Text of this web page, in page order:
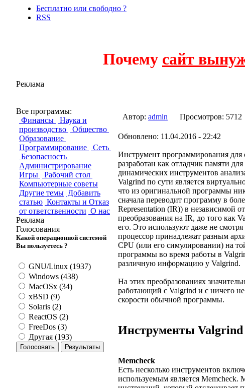
Бесплатно или свободно ?
RSS
Почему сайт
Реклама
Все программы:
Финансы
Наука и
производство
Общество
Образование
Программирование
Сеть
Безопасность
Администрирование
Игры
Рабочий стол
Компьютерные советы
Другие темы Добавить
статью Контакты и Отказ
от ответственности О нас
Реклама
Голосования
Какой операционной системой
Вы пользуетесь ?
GNU/Linux (1937)
Windows (438)
MacOSx (34)
xBSD (9)
Solaris (2)
ReactOS (2)
FreeDos (3)
Другая (193)
Автор: admin Просмотров:
Обновлено: 11.04.2016 - 22:42
Инструмент программирования для
разработан как отладчик памяти
динамических инструментов
Valgrind по сути является
что из оригинальной программы
сначала переводит программу в
Representation (IR)) в независимой
преобразования на IR, до того как
его. Это используют даже не
процессор принадлежат разным
CPU (или его симулировании) на
программы во время работы в
различную информацию у Valgrind.
На этих преобразованиях
работающий с Valgrind и с ничего
скорости обычной программы.
Инструменты Valgrind
Memcheck
Есть несколько инструментов
используемым является Memcheck.